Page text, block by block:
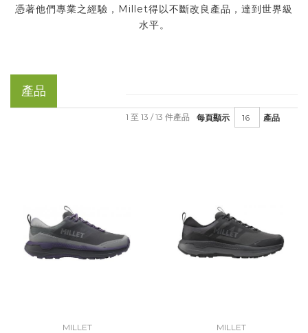
憑著他們專業之經驗，Millet得以不斷改良產品，達到世界級
水平。
產品
每頁顯示 產品
1 至 13 / 13 件產品
MILLET MILLET